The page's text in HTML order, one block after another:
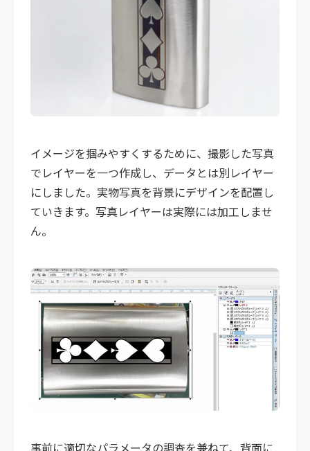
イメージを掴みやすくするために、撮影した写真
でレイヤーを一つ作成し、データとは別レイヤー
にしました。実物写真を背景にデザインを配置し
ていきます。写真レイヤーは実際には加工しませ
ん。
事前に適切なパラメータの調査を兼ねて、背面に